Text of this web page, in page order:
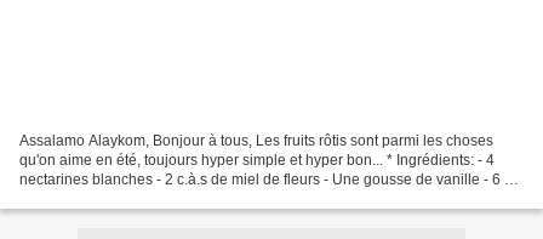
Assalamo Alaykom, Bonjour à tous, Les fruits rôtis sont parmi les choses
qu'on aime en été, toujours hyper simple et hyper bon... * Ingrédients: - 4
nectarines blanches - 2 c.à.s de miel de fleurs - Une gousse de vanille - 6 cl